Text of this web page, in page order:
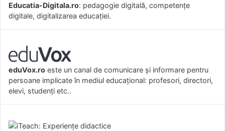
Educatia-Digitala.ro: pedagogie digitală, competențe
digitale, digitalizarea educației.
eduVox.ro este un canal de comunicare și informare pentru
persoane implicate în mediul educațional: profesori, directori,
elevi, studenți etc..